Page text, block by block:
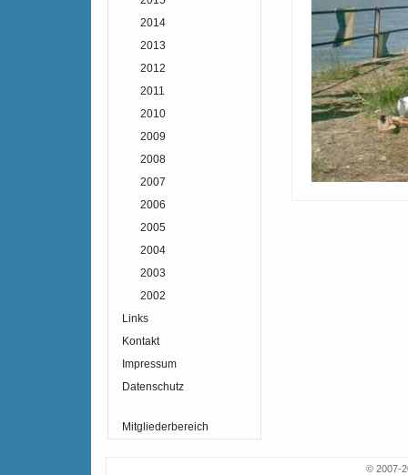
2014
2013
2012
2011
2010
2009
2008
2007
2006
2005
2004
2003
2002
Links
Kontakt
Impressum
Datenschutz
Mitgliederbereich
© 2007-